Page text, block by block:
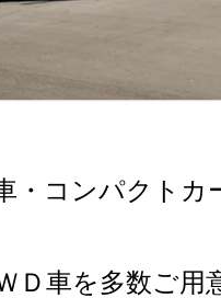
・コンパクトカ
Ｄ車を多数ご用